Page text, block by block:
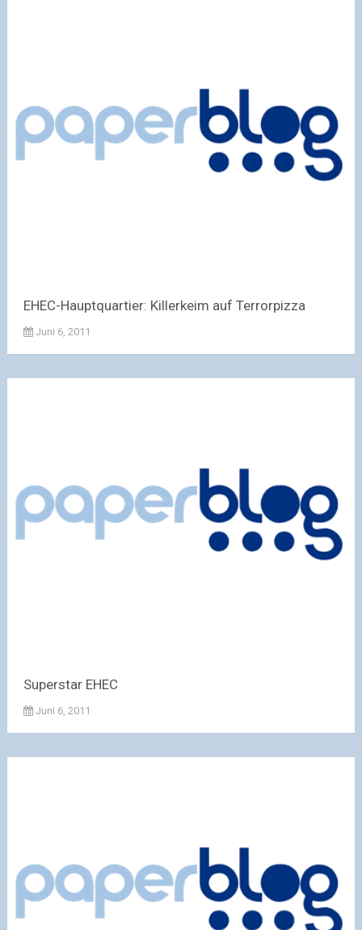
EHEC-Hauptquartier: Killerkeim auf Terrorpizza
Juni 6, 2011
Superstar EHEC
Juni 6, 2011